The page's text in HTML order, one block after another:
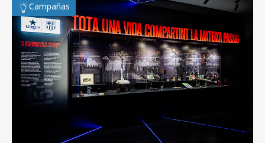
Campañas